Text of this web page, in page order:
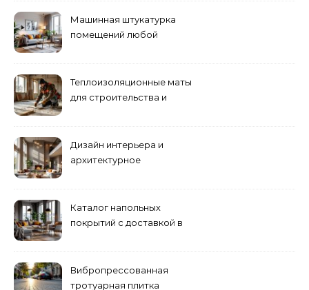
Машинная штукатурка
помещений любой
Теплоизоляционные маты
для строительства и
Дизайн интерьера и
архитектурное
Каталог напольных
покрытий с доставкой в
Вибропрессованная
тротуарная плитка